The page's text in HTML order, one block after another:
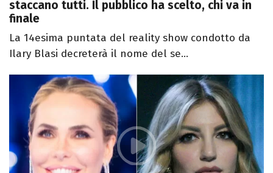
staccano tutti. Il pubblico ha scelto, chi va in
finale
La 14esima puntata del reality show condotto da
Ilary Blasi decreterà il nome del se...